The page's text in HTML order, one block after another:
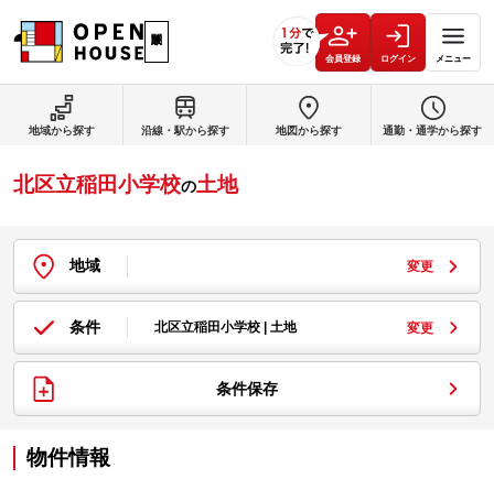
会員登録 ログイン メニュー
北区立稲田小学校の土地
地域 変更
条件 北区立稲田小学校 | 土地 変更
条件保存
物件情報
地域から探す 沿線・駅から探す 地図から探す 通勤・通学から探す